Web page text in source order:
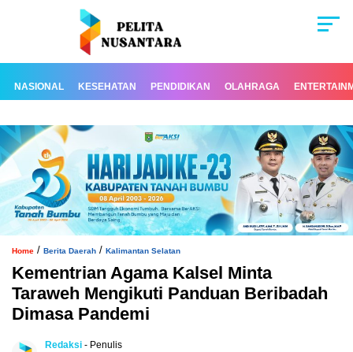
NASIONAL KESEHATAN PENDIDIKAN OLAHRAGA
Home / Berita Daerah / Kalimantan Selatan
Kementrian Agama Kalsel Minta
Taraweh Mengikuti Panduan Beribadah
Dimasa Pandemi
Redaksi - Penulis